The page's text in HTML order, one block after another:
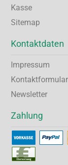
Kasse
Sitemap
Kontaktdaten
Impressum
Kontaktformular
Newsletter
Zahlung